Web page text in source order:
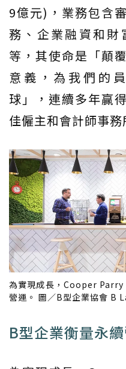
9億元)，業務包含
務、企業融資和
等，其使命是「顛
意義，為我們的
球」，連續多年贏
佳僱主和會計師事
為實現成長，Cooper Parry
營運。 圖／B型企業協會 B
B型企業衡量永